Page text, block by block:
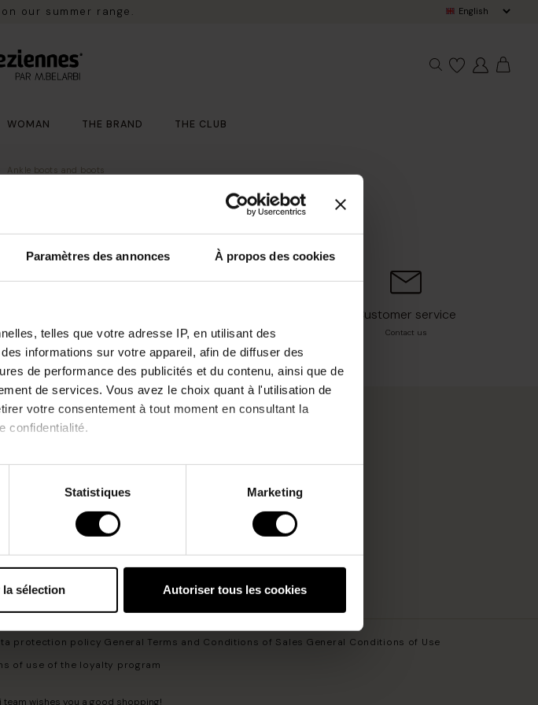
Paramètres des annonces À propos des cookies
telles que votre adresse IP, en utilisant des
informations sur votre appareil, afin de diffuser des
de performance des publicités et du contenu, ainsi que de
de services. Vous avez le choix quant à l'utilisation de
votre consentement à tout moment en consultant la
confidentialité.
qui peuvent être précises à plusieurs mètres près
relever les caractéristiques spécifiques (empreintes
et définir vos préférences, reportez-vous à lasection «
à tout moment à partir de la déclaration sur les cookies.
utiliser des cookies et des technologies similaires pour
les annonces. Si vous l’acceptez, nous pourrons stocker,
à ce site Web, les adresses IP, les informations de
identifiants des cookies. Vous avez le choix d’« Accepter »
Statistiques Marketing
sélection Autoriser tous les cookies
our summer range. Pay in 3x
WOMAN THE BRAND THE CLUB
Ankle boots and boots
Customer service
Contact us
the Personal data protection policy
protection policy General Terms and Conditions of Sales General Conditions of Use
of use of the loyalty program
team wishes you a good shopping!